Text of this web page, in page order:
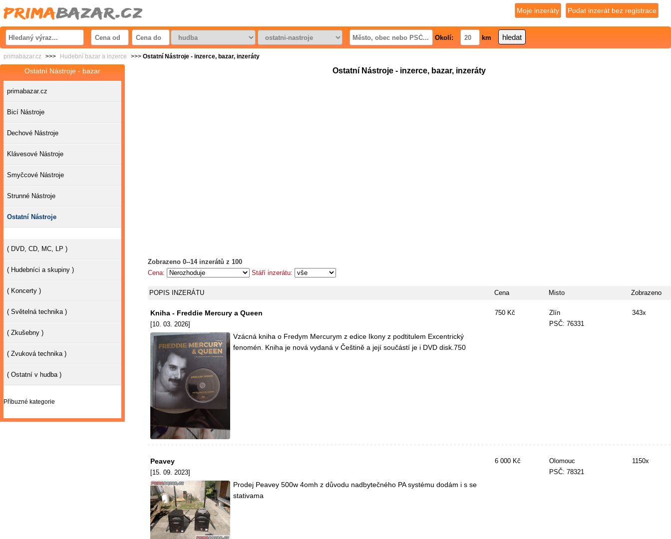
Podat inzerát bez registrace
Moje inzeráty
Okolí: km
primabazar.cz >>> Hudební bazar a inzerce >>> Ostatní Nástroje - inzerce, bazar, inzeráty
Ostatní Nástroje - inzerce, bazar, inzeráty
Zobrazeno 0--14 inzerátů z 100
Cena:
Stáří inzerátu:
POPIS INZERÁTU Cena Misto Zobrazeno
Kniha - Freddie Mercury a Queen
[10. 03. 2026]
Vzácná kniha o Fredym Mercurym z edice Ikony z podtitulem Excentrický
fenomén. Kniha je nová vydaná v Češtině a její součástí je i DVD disk.750
750 Kč
Zlín
PSČ: 76331
343x
Peavey
[15. 09. 2023]
Prodej Peavey 500w 4omh z důvodu nadbytečného PA systému dodám i s se
stativama
6 000 Kč
Olomouc
PSČ: 78321
1150x
Ostatní Nástroje - bazar
primabazar.cz
Bicí Nástroje
Dechové Nástroje
Klávesové Nástroje
Smyčcové Nástroje
Strunné Nástroje
Ostatní Nástroje
( DVD, CD, MC, LP )
( Hudebníci a skupiny )
( Koncerty )
( Světelná technika )
( Zkušebny )
( Zvuková technika )
( Ostatní v hudba )
Příbuzné kategorie